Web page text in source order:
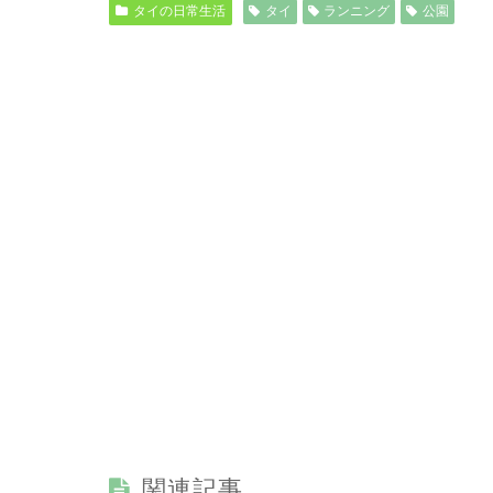
タイの日常生活 タイ ランニング 公園